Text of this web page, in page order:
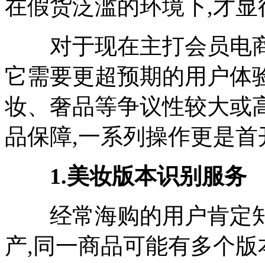
在假货泛滥的环境下,才
对于现在主打会员电
它需要更超预期的用户体
妆、奢品等争议性较大或
品保障,一系列操作更是
1.美妆版本识别服务
经常海购的用户肯定
产,同一商品可能有多个